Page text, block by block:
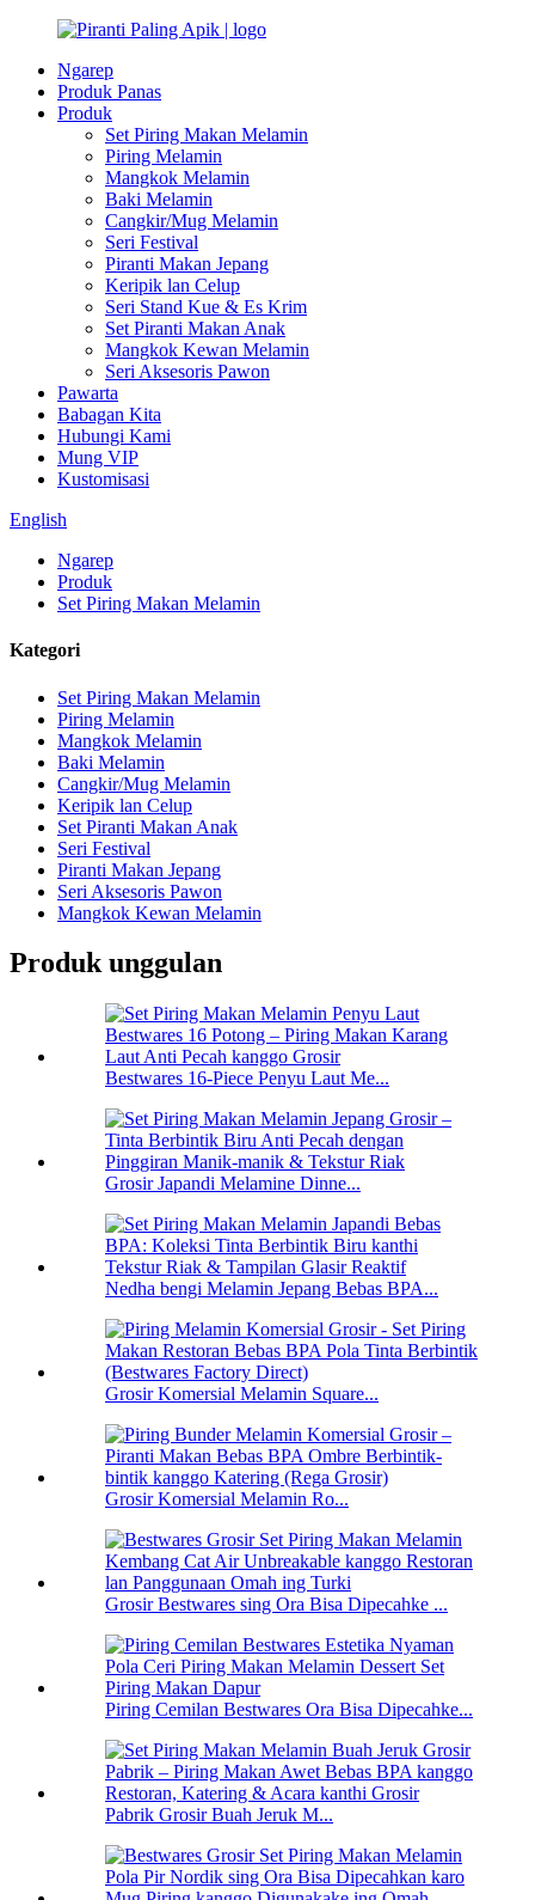
Ngarep
Produk Panas
Produk
Set Piring Makan Melamin
Piring Melamin
Mangkok Melamin
Baki Melamin
Cangkir/Mug Melamin
Seri Festival
Piranti Makan Jepang
Keripik lan Celup
Seri Stand Kue & Es Krim
Set Piranti Makan Anak
Mangkok Kewan Melamin
Seri Aksesoris Pawon
Pawarta
Babagan Kita
Hubungi Kami
Mung VIP
Kustomisasi
English
Ngarep
Produk
Set Piring Makan Melamin
Kategori
Set Piring Makan Melamin
Piring Melamin
Mangkok Melamin
Baki Melamin
Cangkir/Mug Melamin
Keripik lan Celup
Set Piranti Makan Anak
Seri Festival
Piranti Makan Jepang
Seri Aksesoris Pawon
Mangkok Kewan Melamin
Produk unggulan
Bestwares 16-Piece Penyu Laut Me...
Grosir Japandi Melamine Dinne...
Nedha bengi Melamin Jepang Bebas BPA...
Grosir Komersial Melamin Square...
Grosir Komersial Melamin Ro...
Grosir Bestwares sing Ora Bisa Dipecahke ...
Piring Cemilan Bestwares Ora Bisa Dipecahke...
Pabrik Grosir Buah Jeruk M...